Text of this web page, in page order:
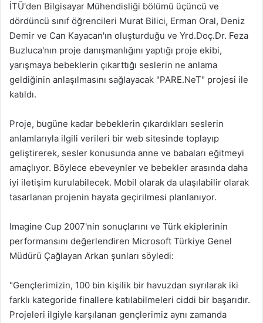
İTÜ'den Bilgisayar Mühendisliği bölümü üçüncü ve
dördüncü sınıf öğrencileri Murat Bilici, Erman Oral, Deniz
Demir ve Can Kayacan'ın oluşturduğu ve Yrd.Doç.Dr. Feza
Buzluca'nın proje danışmanlığını yaptığı proje ekibi,
yarışmaya bebeklerin çıkarttığı seslerin ne anlama
geldiğinin anlaşılmasını sağlayacak "PARE.NeT" projesi ile
katıldı.
Proje, bugüne kadar bebeklerin çıkardıkları seslerin
anlamlarıyla ilgili verileri bir web sitesinde toplayıp
geliştirerek, sesler konusunda anne ve babaları eğitmeyi
amaçlıyor. Böylece ebeveynler ve bebekler arasında daha
iyi iletişim kurulabilecek. Mobil olarak da ulaşılabilir olarak
tasarlanan projenin hayata geçirilmesi planlanıyor.
Imagine Cup 2007'nin sonuçlarını ve Türk ekiplerinin
performansını değerlendiren Microsoft Türkiye Genel
Müdürü Çağlayan Arkan şunları söyledi:
"Gençlerimizin, 100 bin kişilik bir havuzdan sıyrılarak iki
farklı kategoride finallere katılabilmeleri ciddi bir başarıdır.
Projeleri ilgiyle karşılanan gençlerimiz aynı zamanda